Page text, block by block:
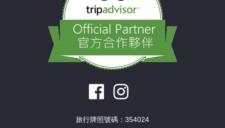
旅行牌照號碼：354024